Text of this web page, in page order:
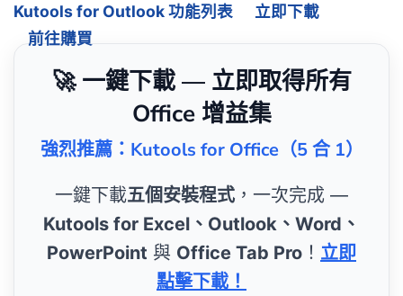
Kutools for Outlook 功能列表
立即下載
前往購買
🚀 一鍵下載 — 立即取得所有
Office 增益集
強烈推薦：Kutools for Office（5 合 1）
一鍵下載五個安裝程式 ，一次完成 —
Kutools for Excel、Outlook、Word、
PowerPoint 與 Office Tab Pro ！ 立即
點擊下載！